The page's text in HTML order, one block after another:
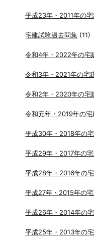
平成23年・2011年の
宅建試験過去問集 (11)
令和4年・2022年の宅
令和3年・2021年の宅
令和2年・2020年の宅
令和元年・2019年の
平成30年・2018年の
平成29年・2017年の
平成28年・2016年の
平成27年・2015年の
平成26年・2014年の
平成25年・2013年の